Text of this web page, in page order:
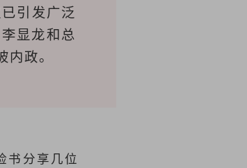
引发广泛
显龙和总
政。
书分享几位